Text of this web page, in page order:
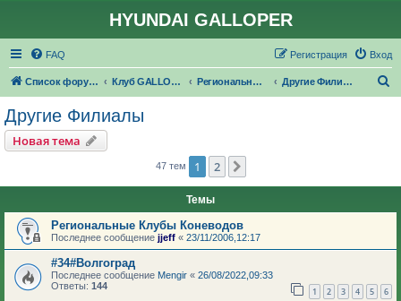
HYUNDAI GALLOPER
FAQ Вход
Регистрация
Список форумов Клуб GALLOPER.RU Региональные филиалы GALLOPER.RU Другие Филиалы
Другие Филиалы
Новая тема
47 тем 1 2
Темы
Региональные Клубы Коневодов
Последнее сообщение jjeff « 23/11/2006,12:17
#34#Волгоград
Последнее сообщение Mengir « 26/08/2022,09:33
Ответы: 144 1 2 3 4 5 6